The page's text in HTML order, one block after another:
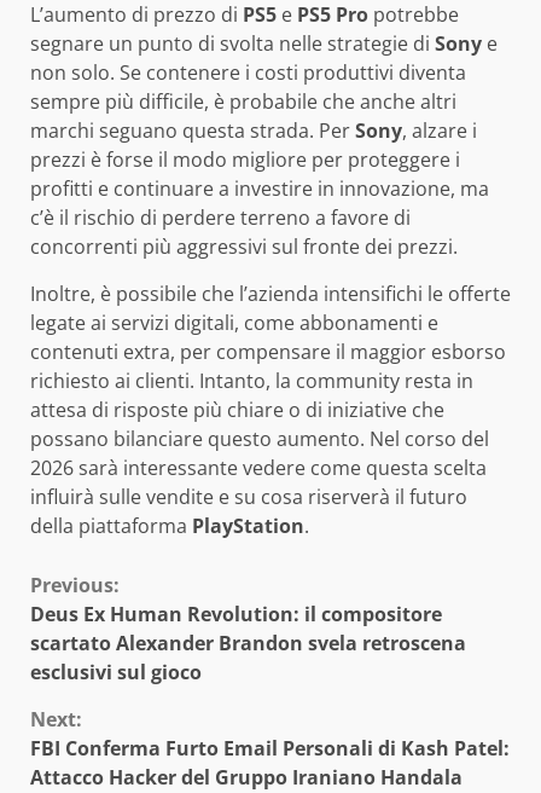
L’aumento di prezzo di PS5 e PS5 Pro potrebbe
segnare un punto di svolta nelle strategie di Sony e
non solo. Se contenere i costi produttivi diventa
sempre più difficile, è probabile che anche altri
marchi seguano questa strada. PerSony, alzare i
prezzi è forse il modo migliore per proteggere i
profitti e continuare a investire in innovazione, ma
c’è il rischio di perdere terreno a favore di
concorrenti più aggressivi sul fronte dei prezzi.
Inoltre, è possibile che l’azienda intensifichi le offerte
legate ai servizi digitali, come abbonamenti e
contenuti extra, per compensare il maggior esborso
richiesto ai clienti. Intanto, la community resta in
attesa di risposte più chiare o di iniziative che
possano bilanciare questo aumento. Nel corso del
2026 sarà interessante vedere come questa scelta
influirà sulle vendite e su cosa riserverà il futuro
della piattaforma PlayStation.
Continue
Reading
Previous:
Deus Ex Human Revolution: il compositore
scartato Alexander Brandon svela retroscena
esclusivi sul gioco
Next:
FBI Conferma Furto Email Personali di Kash Patel:
Attacco Hacker del Gruppo Iraniano Handala